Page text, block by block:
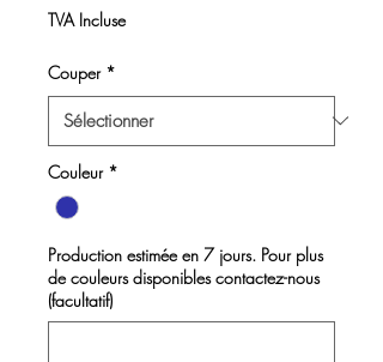
TVA Incluse
Couper *
Couleur *
Production estimée en 7 jours. Pour plus
de couleurs disponibles contactez-nous
(facultatif)